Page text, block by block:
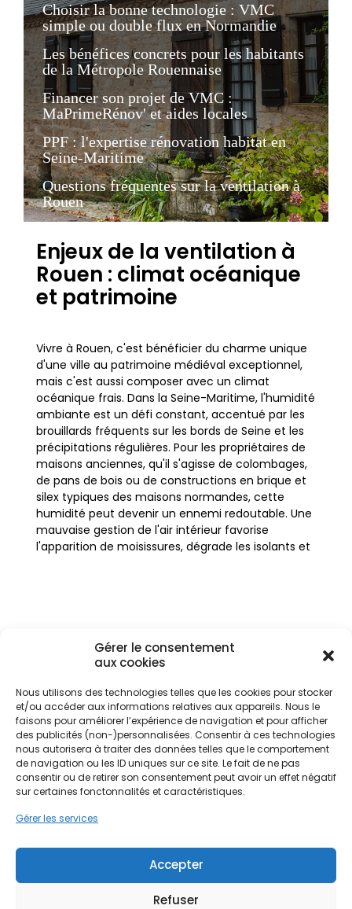
Gérer le consentement
aux cookies
Nous utilisons des technologies telles que les cookies pour stocker
et/ou accéder aux informations relatives aux appareils. Nous le
faisons pour améliorer l’expérience de navigation et pour afficher
des publicités (non-)personnalisées. Consentir à ces technologies
nous autorisera à traiter des données telles que le comportement
de navigation ou les ID uniques sur ce site. Le fait de ne pas
consentir ou de retirer son consentement peut avoir un effet négatif
sur certaines fonctonnalités et caractéristiques.
Gérer les services
Accepter
Refuser
Choisir la bonne technologie : VMC
simple ou double flux en Normandie
Les bénéfices concrets pour les habitants
de la Métropole Rouennaise
Financer son projet de VMC :
MaPrimeRénov' et aides locales
PPF : l'expertise rénovation habitat en
Seine-Maritime
Questions fréquentes sur la ventilation à
Rouen
Enjeux de la ventilation à
Rouen : climat océanique
et patrimoine
Vivre à Rouen, c'est bénéficier du charme unique
d'une ville au patrimoine médiéval exceptionnel,
mais c'est aussi composer avec un climat
océanique frais. Dans la Seine-Maritime, l'humidité
ambiante est un défi constant, accentué par les
brouillards fréquents sur les bords de Seine et les
précipitations régulières. Pour les propriétaires de
maisons anciennes, qu'il s'agisse de colombages,
de pans de bois ou de constructions en brique et
silex typiques des maisons normandes, cette
humidité peut devenir un ennemi redoutable. Une
mauvaise gestion de l'air intérieur favorise
l'apparition de moisissures, dégrade les isolants et
Contrôlée) à Rouen n'est donc pas une simple
option de confort, mais une nécessité sanitaire et
historique, sur la Rive Droite ou à Mont-Saint-
Aignan, les logements bien isolés doivent
impérativement "respirer" pour éviter l'effet de
serre intérieur. Sans renouvellement d'air maîtrisé,
les polluants (COV, CO2) s'accumulent et
l'humidité stagne. L'objectif est de trouver
l'équilibre parfait entre une isolation thermique
performante et une aération suffisante, sans pour
Ne passez pas à côté de vos
aides !
Faites vite, les budgets
MaPrimeRénov' sont annuels et
limités. Les dossiers sont traités
par ordre d'arrivée.
pour maximiser vos aides !
Je prends rdv !